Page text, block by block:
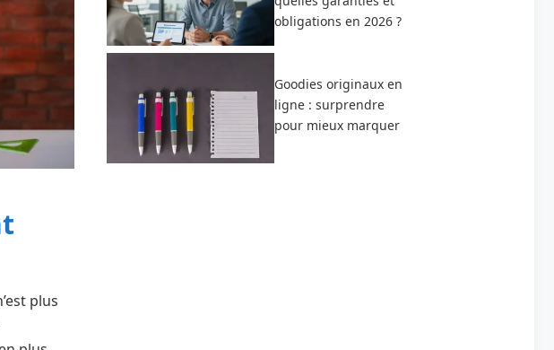
plus
obligations en 2026 ?
Goodies originaux en
ligne : surprendre
pour mieux marquer